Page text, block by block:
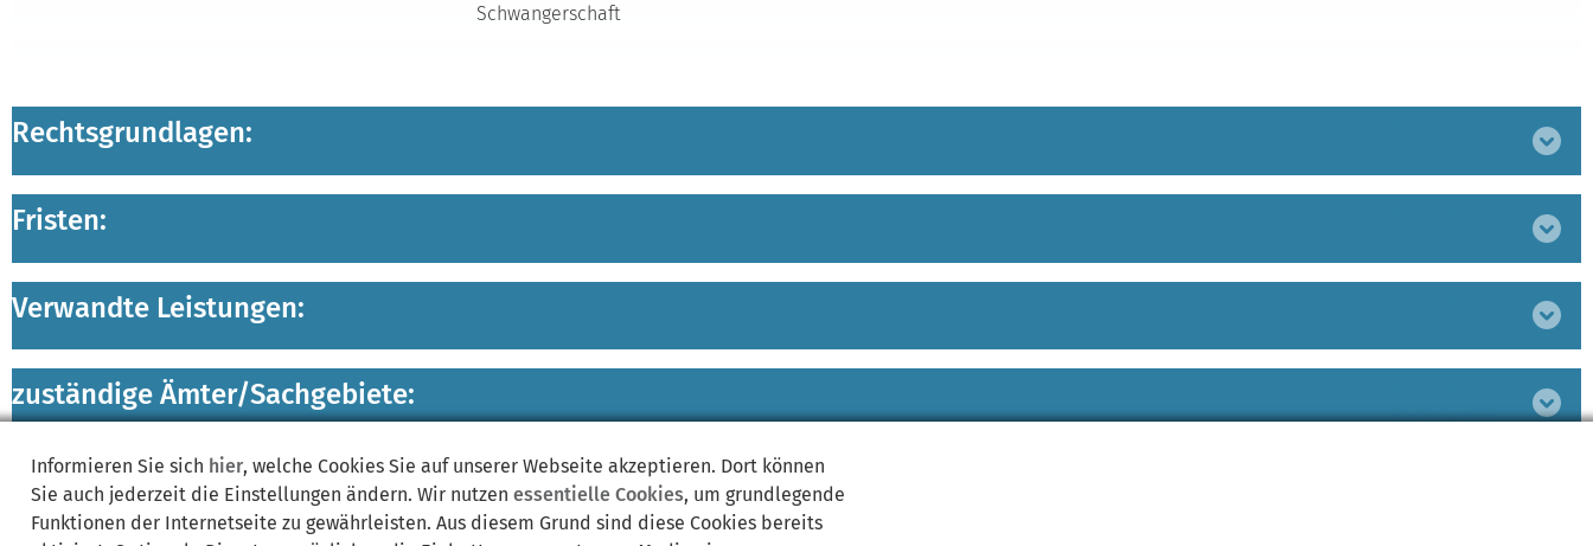
Schwangerschaft
Rechtsgrundlagen:
Fristen:
Verwandte Leistungen:
ausklappen
zuständige Ämter/Sachgebiete:
Lebenslagen:
Informieren Sie sich hier, welche Cookies Sie auf unserer Webseite akzeptieren. Dort können
Sie auch jederzeit die Einstellungen ändern. Wir nutzen essentielle Cookies, um grundlegende
Funktionen der Internetseite zu gewährleisten. Aus diesem Grund sind diese Cookies bereits